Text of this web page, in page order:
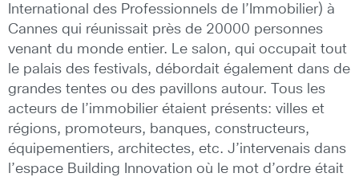
International des Professionnels de l’Immobilier) à
Cannes qui réunissait près de 20000 personnes
venant du monde entier. Le salon, qui occupait tout
le palais des festivals, débordait également dans de
grandes tentes ou des pavillons autour. Tous les
acteurs de l’immobilier étaient présents: villes et
régions, promoteurs, banques, constructeurs,
équipementiers, architectes, etc. J’intervenais dans
l’espace Building Innovation où le mot d’ordre était